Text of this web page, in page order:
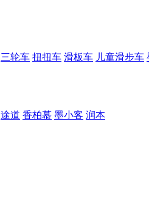
三轮车 扭扭车 滑板车 儿童滑步车
途道 香柏慕 墨小客 润本